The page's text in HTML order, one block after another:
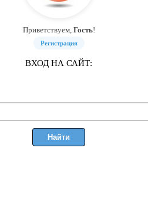
Приветствуем, Гость!
Регистрация
ВХОД НА САЙТ: